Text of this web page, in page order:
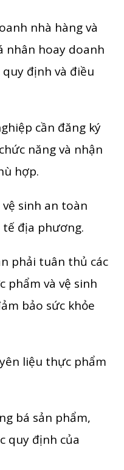
nhà hàng và
nhân hoay doanh
định và điều
cần đăng ký
năng và nhận
hợp.
sinh an toàn
địa phương.
phải tuân thủ các
phẩm và vệ sinh
bảo sức khỏe
liệu thực phẩm
bá sản phẩm,
quy định của